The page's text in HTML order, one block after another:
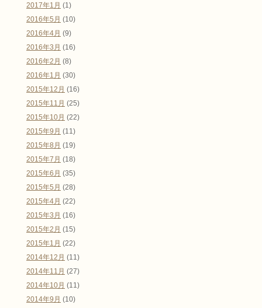
2017年1月 (1)
2016年5月 (10)
2016年4月 (9)
2016年3月 (16)
2016年2月 (8)
2016年1月 (30)
2015年12月 (16)
2015年11月 (25)
2015年10月 (22)
2015年9月 (11)
2015年8月 (19)
2015年7月 (18)
2015年6月 (35)
2015年5月 (28)
2015年4月 (22)
2015年3月 (16)
2015年2月 (15)
2015年1月 (22)
2014年12月 (11)
2014年11月 (27)
2014年10月 (11)
2014年9月 (10)